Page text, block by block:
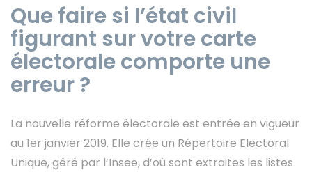
Que faire si l’état civil
figurant sur votre carte
électorale comporte une
erreur ?
La nouvelle réforme électorale est entrée en vigueur
au 1er janvier 2019. Elle crée un Répertoire Electoral
Unique, géré par l’Insee, d’où sont extraites les listes